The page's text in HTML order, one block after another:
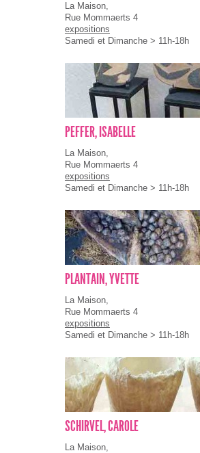
La Maison,
Rue Mommaerts 4
expositions
Samedi et Dimanche > 11h-18h
PEFFER, ISABELLE
La Maison,
Rue Mommaerts 4
expositions
Samedi et Dimanche > 11h-18h
PLANTAIN, YVETTE
La Maison,
Rue Mommaerts 4
expositions
Samedi et Dimanche > 11h-18h
SCHIRVEL, CAROLE
La Maison,